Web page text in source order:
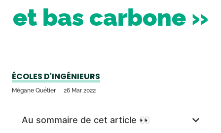
et bas carbone »
ÉCOLES D'INGÉNIEURS
Mégane Quétier 26 Mar 2022
Au sommaire de cet article 👀